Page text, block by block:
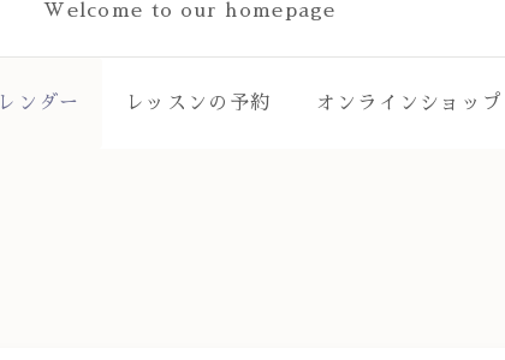
Welcome to our homepage
ンダー レッスンの予約 オンラインショップ